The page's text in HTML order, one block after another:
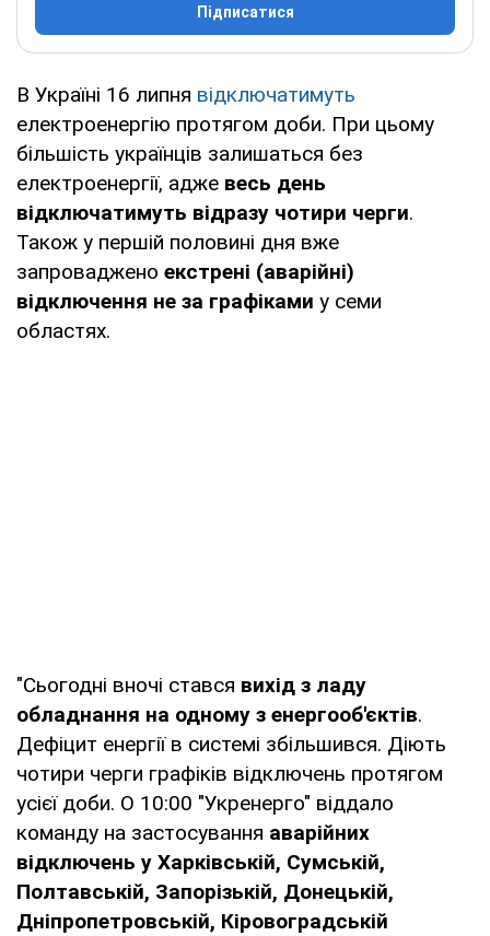
Підписатися
В Україні 16 липня відключатимуть
електроенергію протягом доби. При цьому
більшість українців залишаться без
електроенергії, адже весь день
відключатимуть відразу чотири черги.
Також у першій половині дня вже
запроваджено екстрені (аварійні)
відключення не за графіками у семи
областях.
"Сьогодні вночі стався вихід з ладу
обладнання на одному з енергооб'єктів.
Дефіцит енергії в системі збільшився. Діють
чотири черги графіків відключень протягом
усієї доби. О 10:00 "Укренерго" віддало
команду на застосування аварійних
відключень у Харківській, Сумській,
Полтавській, Запорізькій, Донецькій,
Дніпропетровській, Кіровоградській